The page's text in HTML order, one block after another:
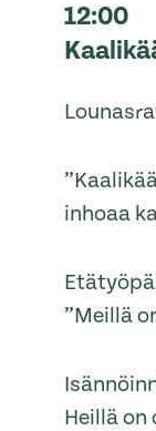
12:00
inhoaa
”Meillä
Heillä on